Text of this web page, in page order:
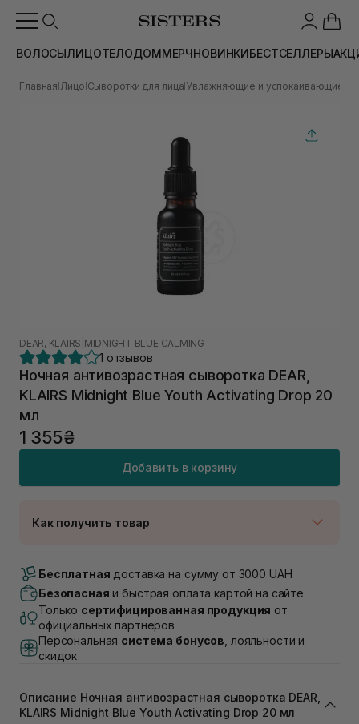
ВОЛОСЫЛИЦОТЕЛОДОММЕРЧНОВИНКИБЕСТСЕЛЛЕРЫ
Главная Лицо Сыворотки для лица Увлажняющие и успокаивающие
DEAR, KLAIRS MIDNIGHT BLUE CALMING
1 отзывов
Ночная антивозрастная сыворотка DEAR,
KLAIRS Midnight Blue Youth Activating Drop 20
мл
1 355₴
Добавить в корзину
Как получить товар
В наличии
Самовывоз г. Луцк, Винниченка 4
Самовывоз г. Львов, ул. Академика Подстригача,
1В (Duck's Lake)
Самовывоз г. Львов ул. Степана Бандеры 43
В наличии
Бесплатная доставка на сумму от 3000 UAH
Безопасная и быстрая оплата картой на сайте
Только сертифицированная продукция от
официальных партнеров
Персональная система бонусов , лояльности и
скидок
Описание Ночная антивозрастная сыворотка DEAR,
KLAIRS Midnight Blue Youth Activating Drop 20 мл